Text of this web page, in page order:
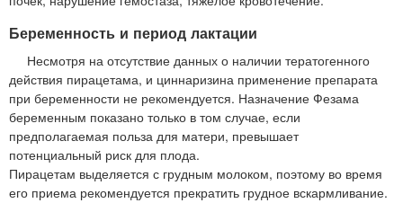
Беременность и период лактации
Несмотря на отсутствие данных о наличии тератогенного
действия пирацетама, и циннаризина применение препарата
при беременности не рекомендуется. Назначение Фезама
беременным показано только в том случае, если
предполагаемая польза для матери, превышает
потенциальный риск для плода.
Пирацетам выделяется с грудным молоком, поэтому во время
его приема рекомендуется прекратить грудное вскармливание.